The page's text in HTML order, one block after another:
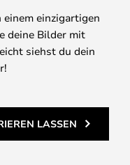
einem einzigartigen
deine Bilder mit
siehst du dein
LASSEN